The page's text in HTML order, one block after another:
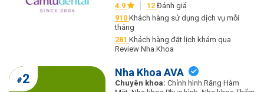
4.9
12 Đánh giá
910 Khách hàng sử dụng dịch vụ mỗi
tháng
281 Khách hàng đặt lịch khám qua
Review Nha Khoa
#2 Nha Khoa AVA
Chuyên khoa: Chỉnh hình Răng Hàm